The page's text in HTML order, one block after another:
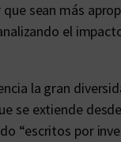
sean más
el
la gran
se extiende
“escritos por